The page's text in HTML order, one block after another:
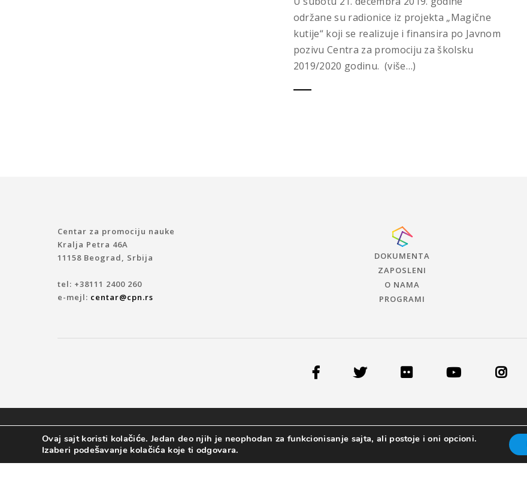
održane su radionice iz projekta „Magične
kutije“ koji se realizuje i finansira po Javnom
pozivu Centra za promociju za školsku
2019/2020 godinu. (više…)
Centar za promociju nauke
Kralja Petra 46A
11158 Beograd, Srbija
tel: +38111 2400 260
e-mejl: centar@cpn.rs
DOKUMENTA
ZAPOSLENI
O NAMA
PROGRAMI
© 2019 CENTAR ZA PROMOCIJU NAUKE
Ovaj sajt koristi kolačiće. Jedan deo njih je neophodan za funkcionisanje sajta, ali postoje i oni opcioni.
Izaberi podešavanje kolačića koje ti odgovara.